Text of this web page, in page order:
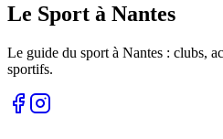
Le Sport à Nantes
Le guide du sport à Nantes : clubs,
sportifs.